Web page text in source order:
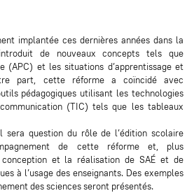
implantée ces dernières années dans la
de nouveaux concepts tels que
(APC) et les situations d’apprentissage et
part, cette réforme a coïncidé avec
pédagogiques utilisant les technologies
(TIC) tels que les tableaux
sera question du rôle de l’édition scolaire
de cette réforme et, plus
et la réalisation de SAÉ et de
à l’usage des enseignants. Des exemples
des sciences seront présentés.